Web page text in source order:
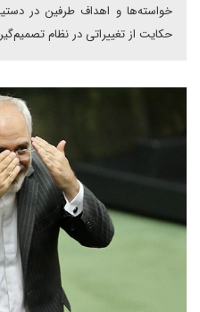
خواسته‌ها و اهداف طرفین در
حکایت از تغییراتی در نظام